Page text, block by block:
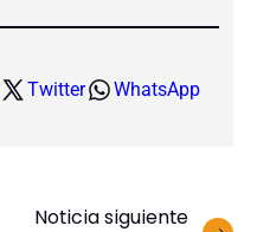
Twitter WhatsApp
Noticia siguiente